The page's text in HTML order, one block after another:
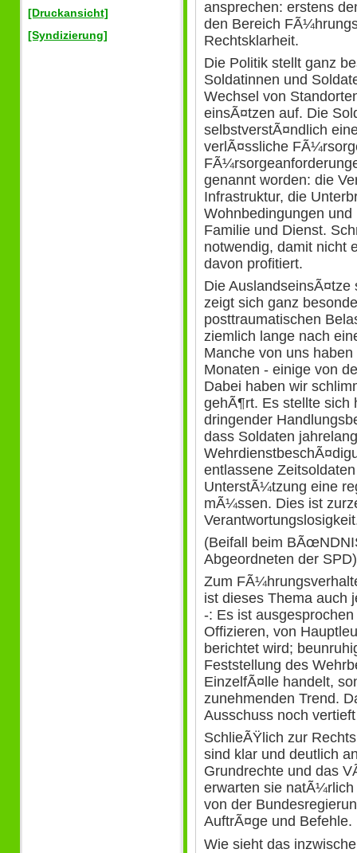
[Druckansicht]
[Syndizierung]
ansprechen: erstens
den Bereich
Rechtsklarheit.
Die Politik stellt ganz
Soldatinnen und
Wechsel von
einsÃ¤tzen auf. Die
selbstverstÃ¤ndlich
verlÃ¤ssliche
genannt worden: die
Infrastruktur, die
Wohnbedingungen
Familie und Dienst.
notwendig, damit nicht
davon profitiert.
Die
zeigt sich ganz
posttraumatischen
ziemlich lange nach
Manche von uns
Monaten - einige von
Dabei haben wir
gehÃ¶rt. Es stellte sich
dringender
dass Soldaten
entlassene
UnterstÃ¼tzung eine
mÃ¼ssen. Dies ist
(Beifall beim
Abgeordneten der SPD)
Zum
ist dieses Thema auch
-: Es ist
Offizieren, von
berichtet wird;
Feststellung des
EinzelfÃ¤lle handelt,
zunehmenden Trend.
Ausschuss noch
SchlieÃŸlich zur
sind klar und deutlich
Grundrechte und das
erwarten sie
von der
AuftrÃ¤ge und Befehle.
Wie sieht das